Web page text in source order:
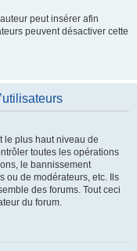
peut insérer afin
peuvent désactiver cette
le plus haut niveau de
toutes les opérations
le bannissement
ou de modérateurs, etc. Ils
des forums. Tout ceci
du forum.